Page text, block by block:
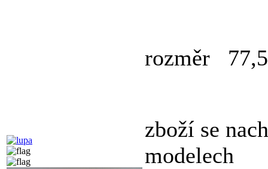
rozměr
zboží se
modelech